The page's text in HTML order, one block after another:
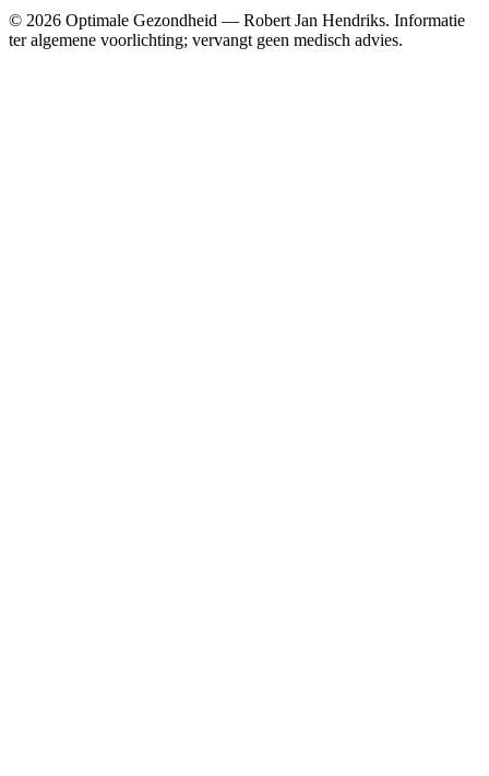
© 2026 Optimale Gezondheid — Robert Jan Hendriks. Informatie
ter algemene voorlichting; vervangt geen medisch advies.